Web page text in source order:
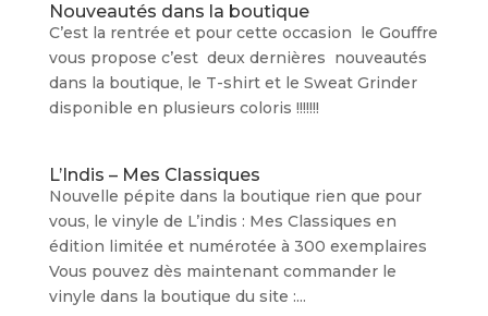
Nouveautés dans la boutique
C’est la rentrée et pour cette occasion le Gouffre
vous propose c’est deux dernières nouveautés
dans la boutique, le T-shirt et le Sweat Grinder
disponible en plusieurs coloris !!!!!!!
L’Indis – Mes Classiques
Nouvelle pépite dans la boutique rien que pour
vous, le vinyle de L’indis : Mes Classiques en
édition limitée et numérotée à 300 exemplaires
Vous pouvez dès maintenant commander le
vinyle dans la boutique du site :...